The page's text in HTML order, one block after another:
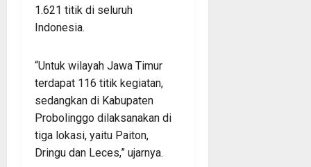
1.621 titik di seluruh
Indonesia.
“Untuk wilayah Jawa Timur
terdapat 116 titik kegiatan,
sedangkan di Kabupaten
Probolinggo dilaksanakan di
tiga lokasi, yaitu Paiton,
Dringu dan Leces,” ujarnya.